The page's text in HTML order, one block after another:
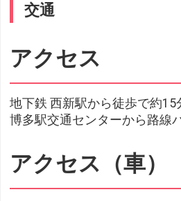
交通
アクセス
地下鉄 西新駅から徒歩で約15
博多駅交通センターから路線
アクセス（車）